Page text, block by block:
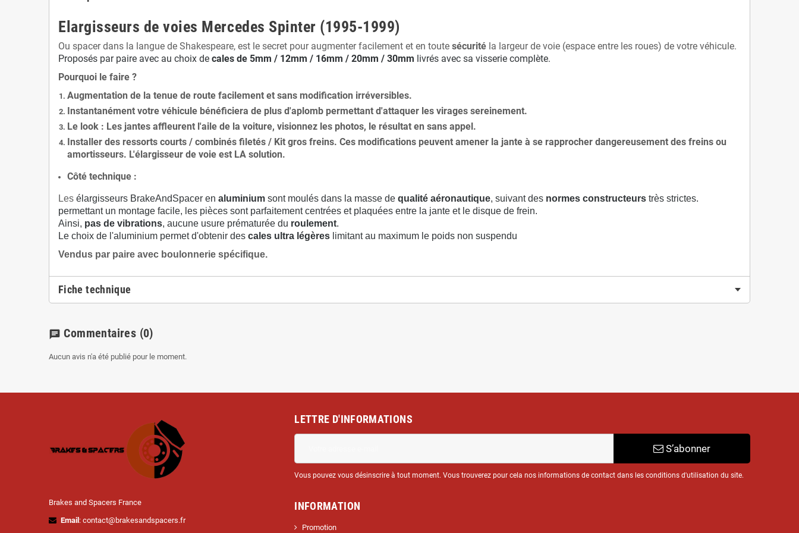
Elargisseurs de voies Mercedes Spinter (1995-1999)
Ou spacer dans la langue de Shakespeare, est le secret pour augmenter facilement et en toute sécurité la largeur de voie (espace entre les roues) de votre véhicule.
Proposés par paire avec au choix de cales de 5mm / 12mm / 16mm / 20mm / 30mm livrés avec sa visserie complète.
Pourquoi le faire ?
Augmentation de la tenue de route facilement et sans modification irréversibles.
Instantanément votre véhicule bénéficiera de plus d'aplomb permettant d'attaquer les virages sereinement.
Le look : Les jantes affleurent l'aile de la voiture, visionnez les photos, le résultat en sans appel.
Installer des ressorts courts / combinés filetés / Kit gros freins. Ces modifications peuvent amener la jante à se rapprocher dangereusement des freins ou
amortisseurs. L'élargisseur de voie est LA solution.
Côté technique :
Les élargisseurs BrakeAndSpacer en aluminium sont moulés dans la masse de qualité aéronautique, suivant des normes constructeurs très strictes.
permettant un montage facile, les pièces sont parfaitement centrées et plaquées entre la jante et le disque de frein.
Ainsi, pas de vibrations, aucune usure prématurée du roulement.
Le choix de l'aluminium permet d'obtenir des cales ultra légères limitant au maximum le poids non suspendu
Vendus par paire avec boulonnerie spécifique.
Fiche technique
chat Commentaires (0)
Aucun avis n'a été publié pour le moment.
Brakes and Spacers France
Email : contact@brakesandspacers.fr
LETTRE D'INFORMATIONS
S’abonner
Vous pouvez vous désinscrire à tout moment. Vous trouverez pour cela nos informations de contact dans les conditions d'utilisation du site.
INFORMATION
Promotion